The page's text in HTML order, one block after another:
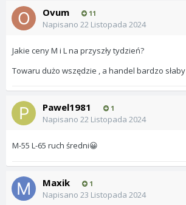
Ovum 11
Napisano 22 Listopada 2024
Jakie ceny M i L na przyszły tydzień?
Towaru dużo wszędzie , a handel bardzo słaby
Pawel1981 1
Napisano 22 Listopada 2024
M-55 L-65 ruch średni😀
Maxik 1
Napisano 23 Listopada 2024